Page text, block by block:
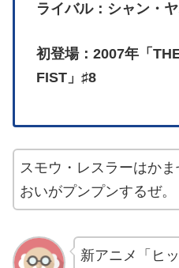
ライバル：シャン・
初登場：2007年「
FIST」♯8
スモウ・レスラーはか
おいがプンプンするぜ。
新アニメ「ヒ